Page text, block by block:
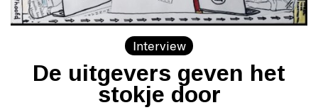
Interview
De uitgevers geven het
stokje door